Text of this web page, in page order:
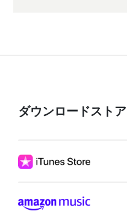
ダウンロードストア